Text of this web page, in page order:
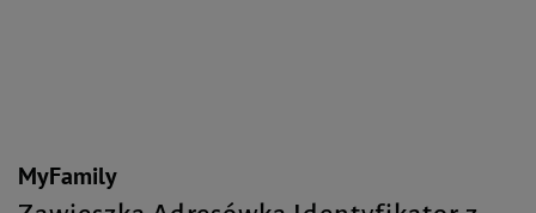
MyFamily